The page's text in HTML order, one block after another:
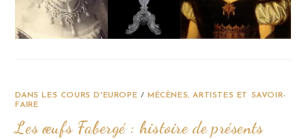
DANS LES COURS D'EUROPE / MÉCÈNES, ARTISTES ET SAVOIR-
FAIRE
Les œufs Fabergé : histoire de présents